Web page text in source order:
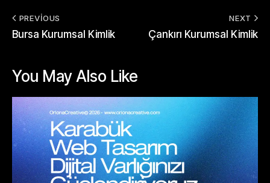
PREVIOUS
Bursa Kurumsal Kimlik
NEXT
Çankırı Kurumsal Kimlik
You May Also Like